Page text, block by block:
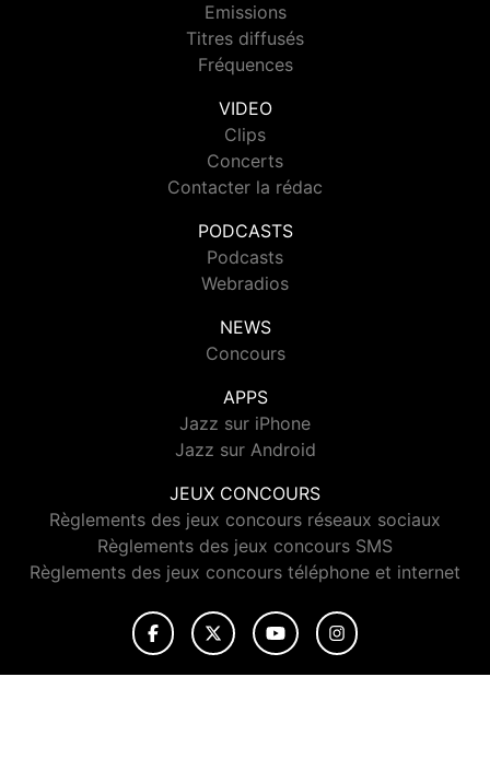
Emissions
Titres diffusés
Fréquences
VIDEO
Clips
Concerts
Contacter la rédac
PODCASTS
Podcasts
Webradios
NEWS
Concours
APPS
Jazz sur iPhone
Jazz sur Android
JEUX CONCOURS
Règlements des jeux concours réseaux sociaux
Règlements des jeux concours SMS
Règlements des jeux concours téléphone et internet